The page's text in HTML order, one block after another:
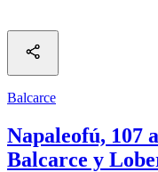
Balcarce
Napaleofú, 107
Balcarce y